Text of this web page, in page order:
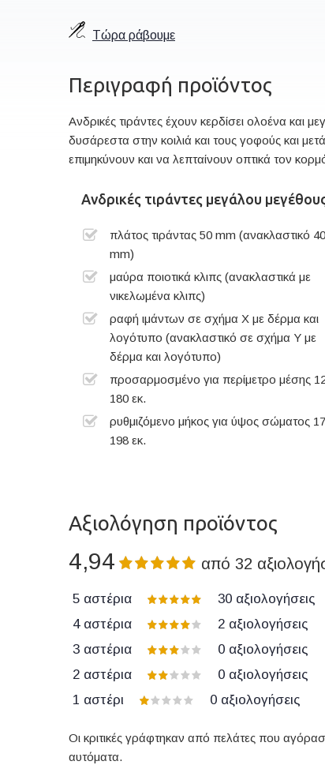
Τώρα ράβουμε
Περιγραφή προϊόντος
Ανδρικές τιράντες έχουν κερδίσει ολοένα και
δυσάρεστα στην κοιλιά και τους γοφούς και
επιμηκύνουν και να λεπταίνουν οπτικά τον
Ανδρικές τιράντες μεγάλου
πλάτος τιράντας 50 mm (ανακλαστικό 40
mm)
μαύρα ποιοτικά κλιπς (ανακλαστικά με
νικελωμένα κλιπς)
ραφή ιμάντων σε σχήμα X με δέρμα και
λογότυπο (ανακλαστικό σε σχήμα Y με
δέρμα και λογότυπο)
προσαρμοσμένο για περίμετρο μέσης
180 εκ.
ρυθμιζόμενο μήκος για ύψος σώματος
198 εκ.
Αξιολόγηση προϊόντος
4,94 από 32
5 αστέρια 30 αξιολογήσεις
4 αστέρια
2 αξιολογήσεις
3 αστέρια
0 αξιολογήσεις
2 αστέρια
0 αξιολογήσεις
1 αστέρι
0 αξιολογήσεις
Οι κριτικές γράφτηκαν από πελάτες που
αυτόματα.